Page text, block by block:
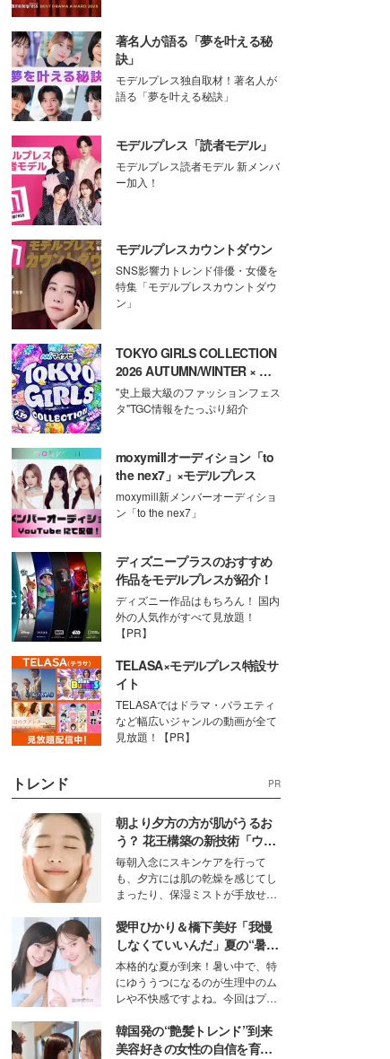
著名人が語る「夢を叶える秘
訣」
モデルプレス独自取材！著名人が
語る「夢を叶える秘訣」
モデルプレス「読者モデル」
モデルプレス読者モデル 新メンバ
ー加入！
モデルプレスカウントダウン
SNS影響力トレンド俳優・女優を
特集「モデルプレスカウントダウ
ン」
TOKYO GIRLS COLLECTION
2026 AUTUMN/WINTER × モ
デルプレス
"史上最大級のファッションフェス
タ"TGC情報をたっぷり紹介
moxymillオーディション「to
the nex7」×モデルプレス
moxymill新メンバーオーディショ
ン「to the nex7」
ディズニープラスのおすすめ
作品をモデルプレスが紹介！
ディズニー作品はもちろん！ 国内
外の人気作がすべて見放題！
【PR】
TELASA×モデルプレス特設サ
イト
TELASAではドラマ・バラエティ
など幅広いジャンルの動画が全て
見放題！【PR】
トレンド PR
朝より夕方の方が肌がうるお
う？ 花王構築の新技術「ウォ
ーターキャプチャリングスキ
ン（捕水肌）」がスキンケア
の常識を変える予感
毎朝入念にスキンケアを行って
も、夕方には肌の乾燥を感じてし
まったり、保湿ミストが手放せな
な美容の常識を大きく変える可能
性を秘めた、革新的な「Water
Capturing Skin（ウォーターキャ
プチャリングスキン：捕水肌）」
技術を、花王が構築した。
愛甲ひかり＆橋下美好「我慢
しなくていいんだ」夏の“暑さ
対策”の新しい選択肢とは？
本格的な夏が到来！暑い中で、特
にゆううつになるのが生理中のム
レや不快感ですよね。今回はプラ
モデル・愛甲ひかりさんと橋下美
好さんを迎えて本音で女子会トー
韓国発の“艶髪トレンド”到来
美容好きの女性の自信を育む